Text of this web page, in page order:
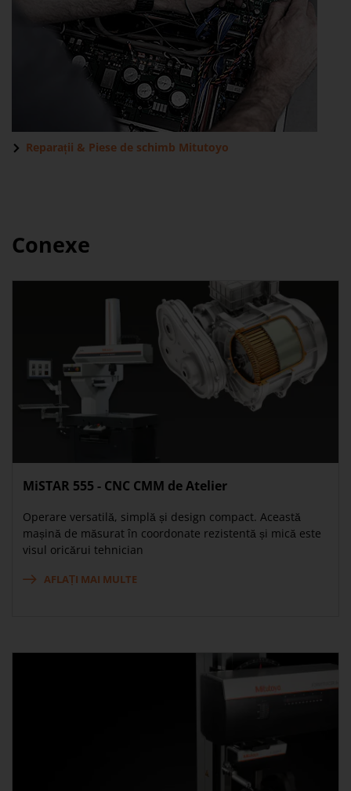
Reparații & Piese de schimb Mitutoyo
Conexe
MiSTAR 555 - CNC CMM de Atelier
Operare versatilă, simplă și design compact. Această
mașină de măsurat în coordonate rezistentă și mică este
visul oricărui tehnician
AFLAȚI MAI MULTE